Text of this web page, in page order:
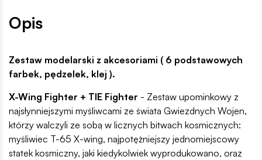
Opis
Zestaw modelarski z akcesoriami ( 6 podstawowych
farbek, pędzelek, klej ).
X-Wing Fighter + TIE Fighter - Zestaw upominkowy z
najsłynniejszymi myśliwcami ze świata Gwiezdnych Wojen,
którzy walczyli ze sobą w licznych bitwach kosmicznych:
myśliwiec T-65 X-wing, najpotężniejszy jednomiejscowy
statek kosmiczny, jaki kiedykolwiek wyprodukowano, oraz